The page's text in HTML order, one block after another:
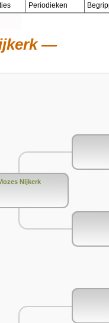
Periodieken
Nijkerk